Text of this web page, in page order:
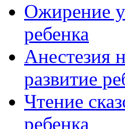
Ожирение у
ребенка
Анестезия
развитие
Чтение
ребенка